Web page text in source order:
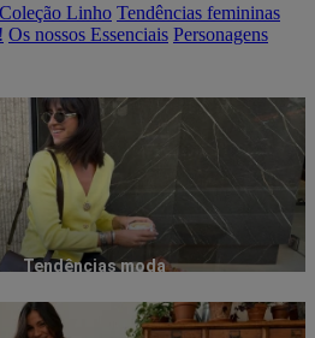
Coleção Linho Tendências femininas
Os nossos Essenciais Personagens
Tendências moda